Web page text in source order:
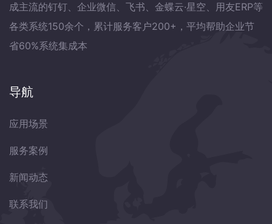
成主流的钉钉、企业微信、飞书、金蝶云·星空、用友ERP等
各类系统150余个，累计服务客户200+，平均帮助企业节
省60%系统集成本
导航
应用场景
服务案例
新闻动态
联系我们